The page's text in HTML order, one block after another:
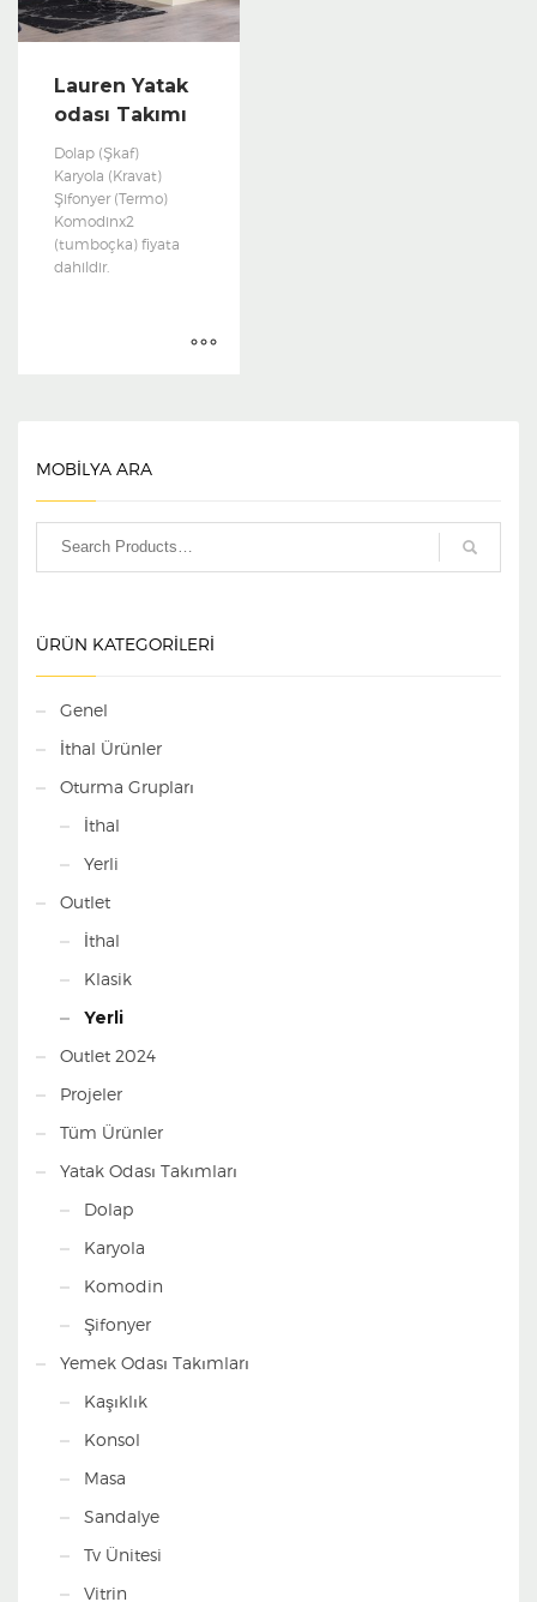
Lauren Yatak
odası Takımı
Dolap (Şkaf)
Karyola (Kravat)
Şifonyer (Termo)
Komodinx2
(tumboçka) fiyata
dahildir.
MOBİLYA ARA
ÜRÜN KATEGORILERI
Genel
İthal Ürünler
Oturma Grupları
İthal
Yerli
Outlet
İthal
Klasik
Yerli
Outlet 2024
Projeler
Tüm Ürünler
Yatak Odası Takımları
Dolap
Karyola
Komodin
Şifonyer
Yemek Odası Takımları
Kaşıklık
Konsol
Masa
Sandalye
Tv Ünitesi
Vitrin